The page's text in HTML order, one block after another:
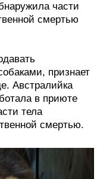
части
смертью
признает
Австралийка
в приюте
тела
смертью.